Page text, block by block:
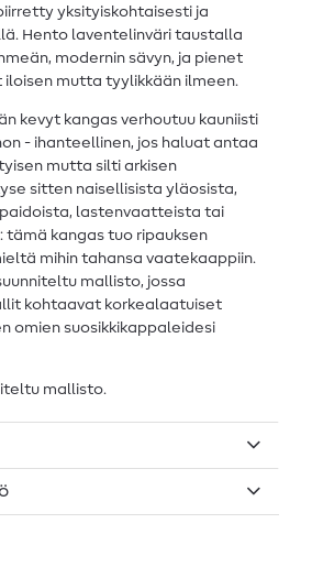
yksityiskohtaisesti ja
Hento laventelinväri taustalla
modernin sävyn, ja pienet
iloisen mutta tyylikkään ilmeen.
kevyt kangas verhoutuu kauniisti
- ihanteellinen, jos haluat antaa
mutta silti arkisen
sitten naisellisista yläosista,
lastenvaatteista tai
tämä kangas tuo ripauksen
mihin tahansa vaatekaappiin.
mallisto, jossa
kohtaavat korkealaatuiset
omien suosikkikappaleidesi
mallisto.